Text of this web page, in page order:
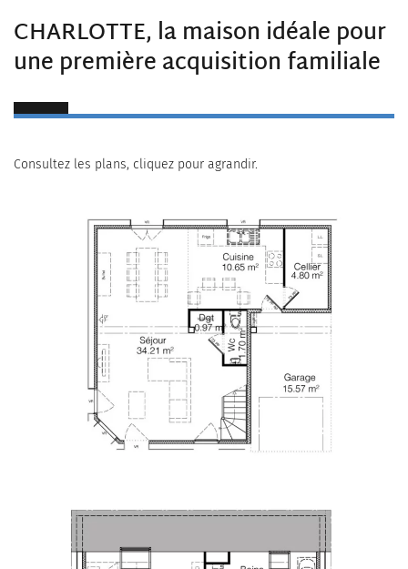
CHARLOTTE, la maison idéale pour
une première acquisition familiale
Consultez les plans, cliquez pour agrandir.